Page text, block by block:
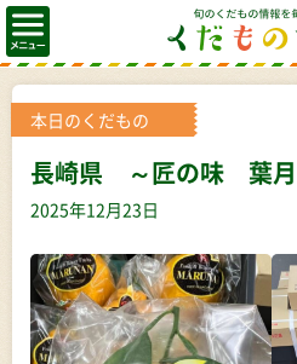
本日のくだもの
長崎県 ～匠の味 葉月
2025年12月23日